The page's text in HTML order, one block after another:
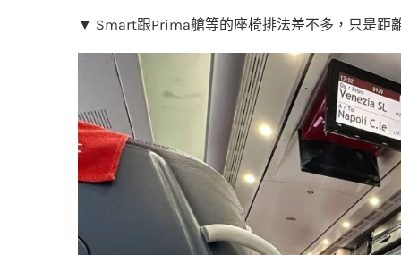
▼ Smart跟Prima艙等的座椅排法差不多，只是距